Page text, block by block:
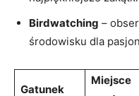
Birdwatching –
środowisku ⁤dla
Gatunek
Miejsce